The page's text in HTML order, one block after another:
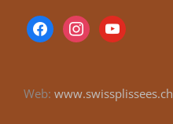
facebookinstagramyoutube
Web: www.swissplissees.ch